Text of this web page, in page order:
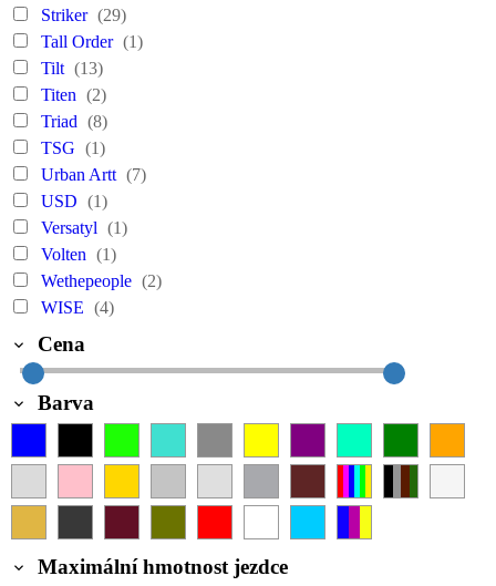
Striker (29)
Tall Order (1)
Tilt (13)
Titen (2)
Triad (8)
TSG (1)
Urban Artt (7)
USD (1)
Versatyl (1)
Volten (1)
Wethepeople (2)
WISE (4)
Cena
Barva
Maximální hmotnost jezdce